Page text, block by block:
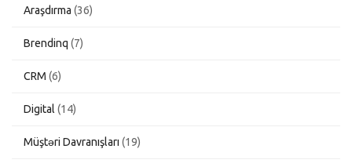
Araşdırma (36)
Brendinq (7)
CRM (6)
Digital (14)
Müştəri Davranışları (19)